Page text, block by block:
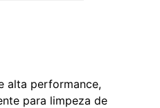
alta performance,
para limpeza de